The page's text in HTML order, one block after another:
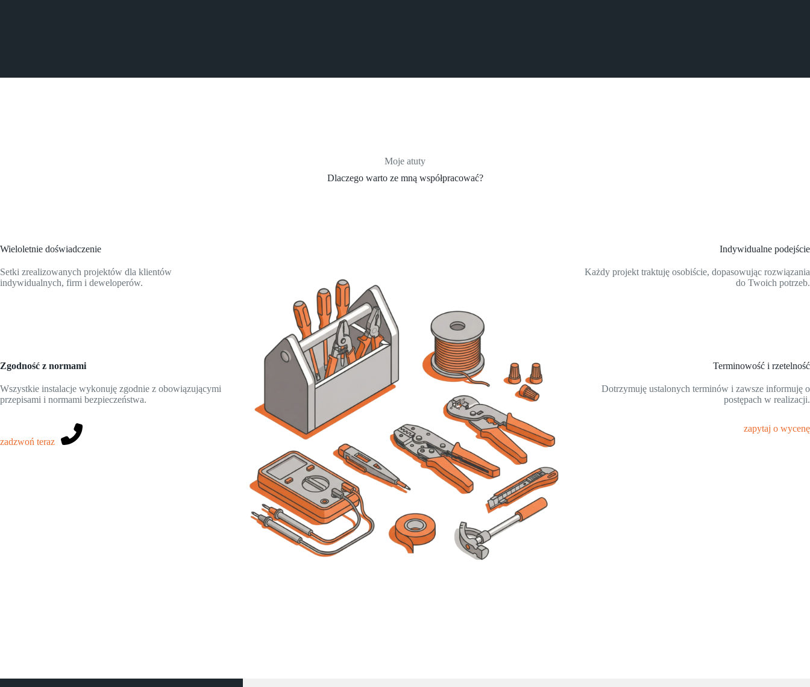
Moje atuty
Dlaczego warto ze mną współpracować?
Wieloletnie doświadczenie
Setki zrealizowanych projektów dla klientów
indywidualnych, firm i deweloperów.
Zgodność z normami
Wszystkie instalacje wykonuję zgodnie z obowiązującymi
przepisami i normami bezpieczeństwa.
zadzwoń teraz
Indywidualne podejście
Każdy projekt traktuję osobiście, dopasowując rozwiązania
do Twoich potrzeb.
Terminowość i rzetelność
Dotrzymuję ustalonych terminów i zawsze informuję o
postępach w realizacji.
zapytaj o wycenę